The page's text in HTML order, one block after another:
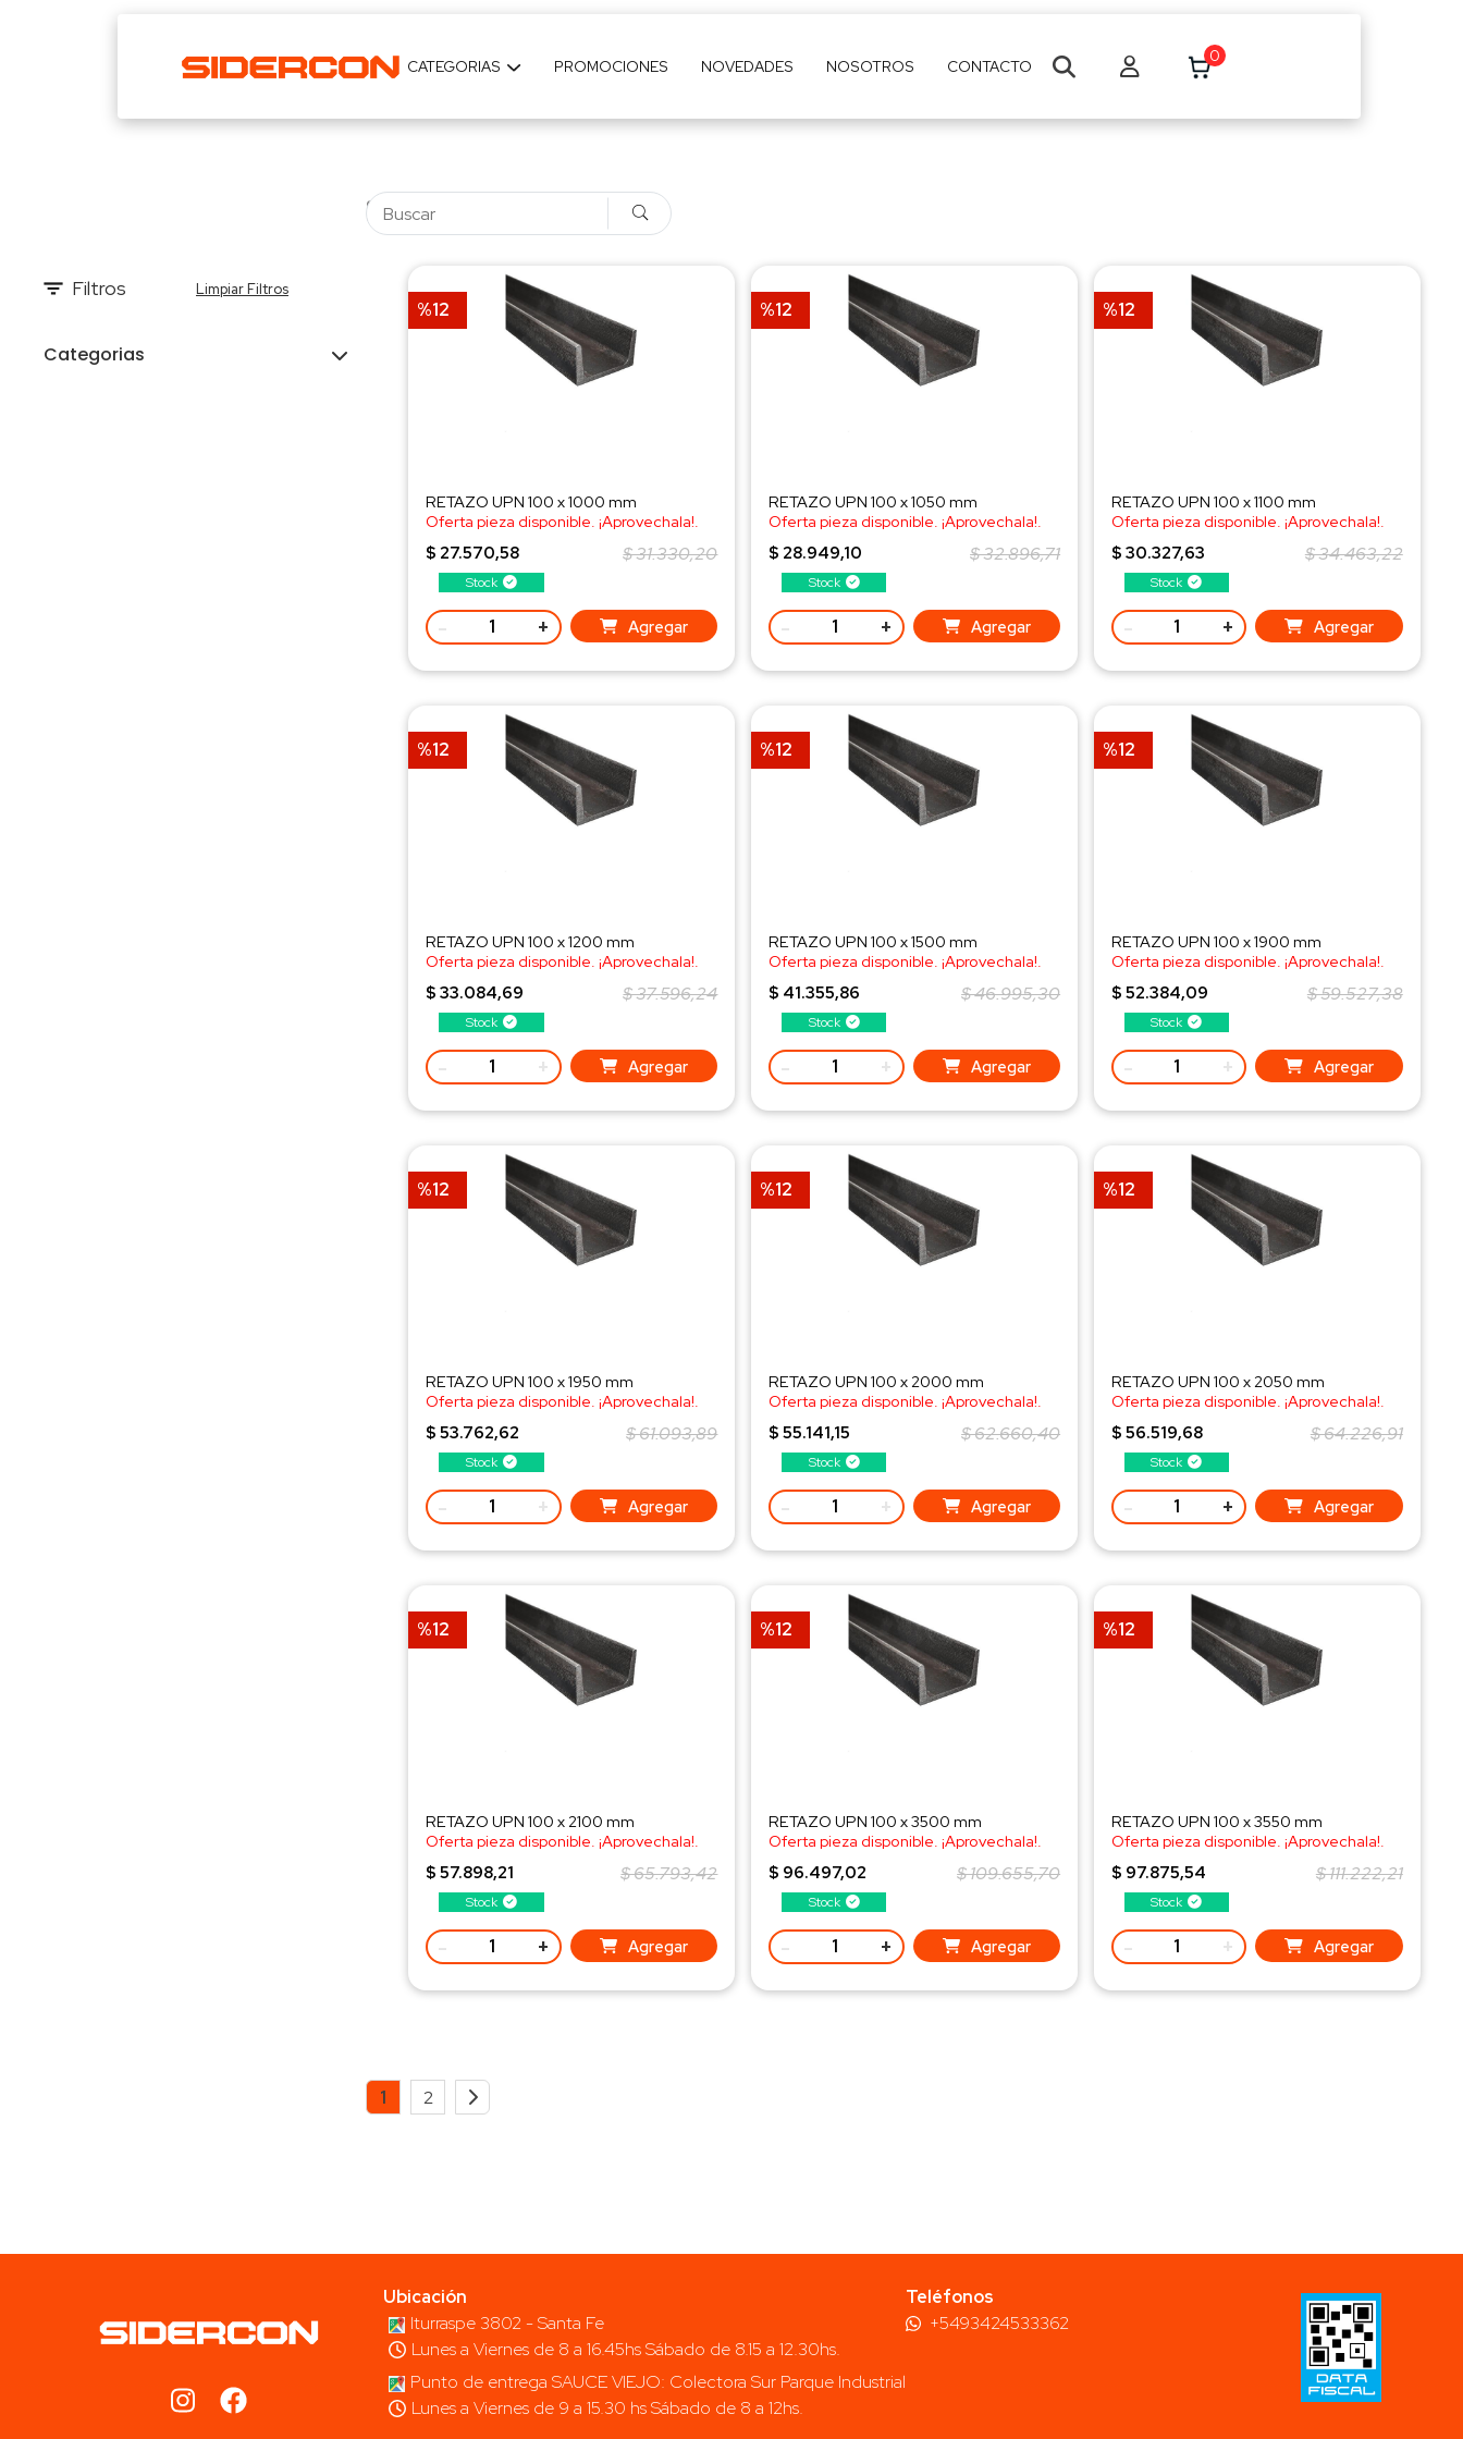
CATEGORIAS PROMOCIONES NOVEDADES NOSOTROS CONTACTO
0
Filtros Limpiar Filtros
Categorias
%12
Stock
RETAZO UPN 100 x 1000 mm
Oferta pieza disponible. ¡Aprovechala!.
¡Consulta al WhatsApp!
$ 27.570,58 $ 31.330,20
- + Agregar
%12
Stock
RETAZO UPN 100 x 1050 mm
Oferta pieza disponible. ¡Aprovechala!.
¡Consulta al WhatsApp!
$ 28.949,10 $ 32.896,71
- + Agregar
%12
Stock
RETAZO UPN 100 x 1100 mm
Oferta pieza disponible. ¡Aprovechala!.
¡Consulta al WhatsApp!
$ 30.327,63 $ 34.463,22
- + Agregar
%12
Stock
RETAZO UPN 100 x 1200 mm
Oferta pieza disponible. ¡Aprovechala!.
¡Consulta al WhatsApp!
$ 33.084,69 $ 37.596,24
- + Agregar
%12
Stock
RETAZO UPN 100 x 1500 mm
Oferta pieza disponible. ¡Aprovechala!.
¡Consulta al WhatsApp!
$ 41.355,86 $ 46.995,30
- + Agregar
%12
Stock
RETAZO UPN 100 x 1900 mm
Oferta pieza disponible. ¡Aprovechala!.
¡Consulta al WhatsApp!
$ 52.384,09 $ 59.527,38
- + Agregar
%12
Stock
RETAZO UPN 100 x 1950 mm
Oferta pieza disponible. ¡Aprovechala!.
¡Consulta al WhatsApp!
$ 53.762,62 $ 61.093,89
- + Agregar
%12
Stock
RETAZO UPN 100 x 2000 mm
Oferta pieza disponible. ¡Aprovechala!.
¡Consulta al WhatsApp!
$ 55.141,15 $ 62.660,40
- + Agregar
%12
Stock
RETAZO UPN 100 x 2050 mm
Oferta pieza disponible. ¡Aprovechala!.
¡Consulta al WhatsApp!
$ 56.519,68 $ 64.226,91
- + Agregar
%12
Stock
RETAZO UPN 100 x 2100 mm
Oferta pieza disponible. ¡Aprovechala!.
¡Consulta al WhatsApp!
$ 57.898,21 $ 65.793,42
- + Agregar
%12
Stock
RETAZO UPN 100 x 3500 mm
Oferta pieza disponible. ¡Aprovechala!.
¡Consulta al WhatsApp!
$ 96.497,02 $ 109.655,70
- + Agregar
%12
Stock
RETAZO UPN 100 x 3550 mm
Oferta pieza disponible. ¡Aprovechala!.
¡Consulta al WhatsApp!
$ 97.875,54 $ 111.222,21
- + Agregar
1 2
Ubicación
Iturraspe 3802 - Santa Fe
Lunes a Viernes de 8 a 16.45hs Sábado de 8.15 a 12.30hs.
Punto de entrega SAUCE VIEJO: Colectora Sur Parque Industrial
Lunes a Viernes de 9 a 15.30 hs Sábado de 8 a 12hs.
Teléfonos
+5493424533362